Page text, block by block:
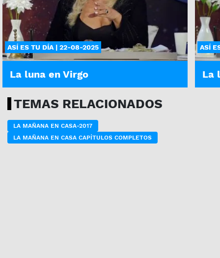
ASÍ ES TU DÍA | 22-08-2025
La luna en Virgo
ASÍ
La
TEMAS RELACIONADOS
LA MAÑANA EN CASA-2017
LA MAÑANA EN CASA CAPÍTULOS COMPLETOS